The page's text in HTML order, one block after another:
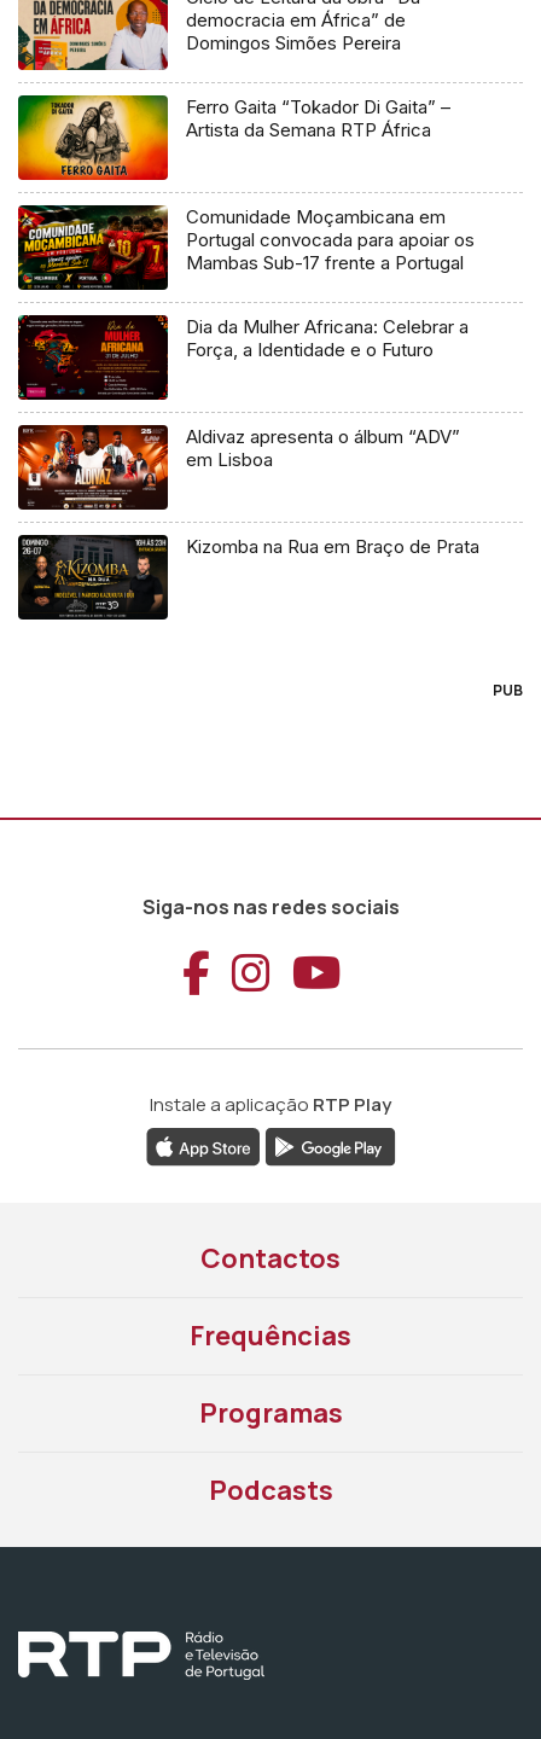
democracia em África” de
Domingos Simões Pereira
Ferro Gaita “Tokador Di Gaita” –
Artista da Semana RTP África
Comunidade Moçambicana em
Portugal convocada para apoiar os
Mambas Sub-17 frente a Portugal
Dia da Mulher Africana: Celebrar a
Força, a Identidade e o Futuro
Aldivaz apresenta o álbum “ADV”
em Lisboa
Kizomba na Rua em Braço de Prata
PUB
Siga-nos nas redes sociais
Aceder ao
Aceder ao
Aceder
Instale a aplicação RTP Play
Contactos
Frequências
Programas
Podcasts